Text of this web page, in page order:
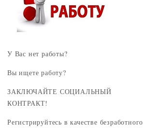
У Вас нет работы?
Вы ищете работу?
ЗАКЛЮЧАЙТЕ СОЦИАЛЬНЫЙ
КОНТРАКТ!
Регистрируйтесь в качестве безработного